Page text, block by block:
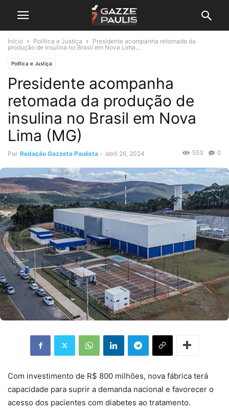
Início Política e Justiça
Presidente acompanha retomada da
produção de insulina no Brasil em Nova Lima...
Política e Justiça
Presidente acompanha
retomada da produção de
insulina no Brasil em Nova
Lima (MG)
Por Redação Gazzeta Paulista - abril 26, 2024 0
553
Com investimento de R$ 800 milhões, nova fábrica terá
capacidade para suprir a demanda nacional e favorecer o
acesso dos pacientes com diabetes ao tratamento.